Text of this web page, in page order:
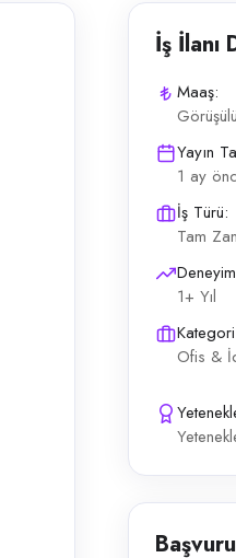
içinde yapılır.
İş İlanı
Maaş:
Yayın
1 ay
İş Türü:
Tam
1+ Yıl
Ofis &